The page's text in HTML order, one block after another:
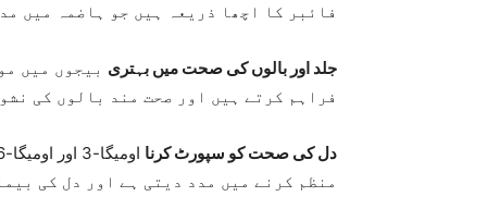
فائبر کا اچھا ذریعہ ہیں جو ہاضمہ میں
جلد اور بالوں کی صحت میں بہتری بیجوں میں
فراہم کرتے ہیں اور صحت مند بالوں کی
دل کی صحت کو سپورٹ کرنا
منظم کرنے میں مدد دیتی ہے اور دل کی